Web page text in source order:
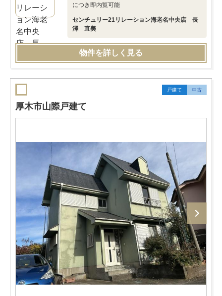
につき即内覧可能
センチュリー21リレーション海老名中央店 長
澤 直美
物件を詳しく見る
戸建て 中古
厚木市山際戸建て